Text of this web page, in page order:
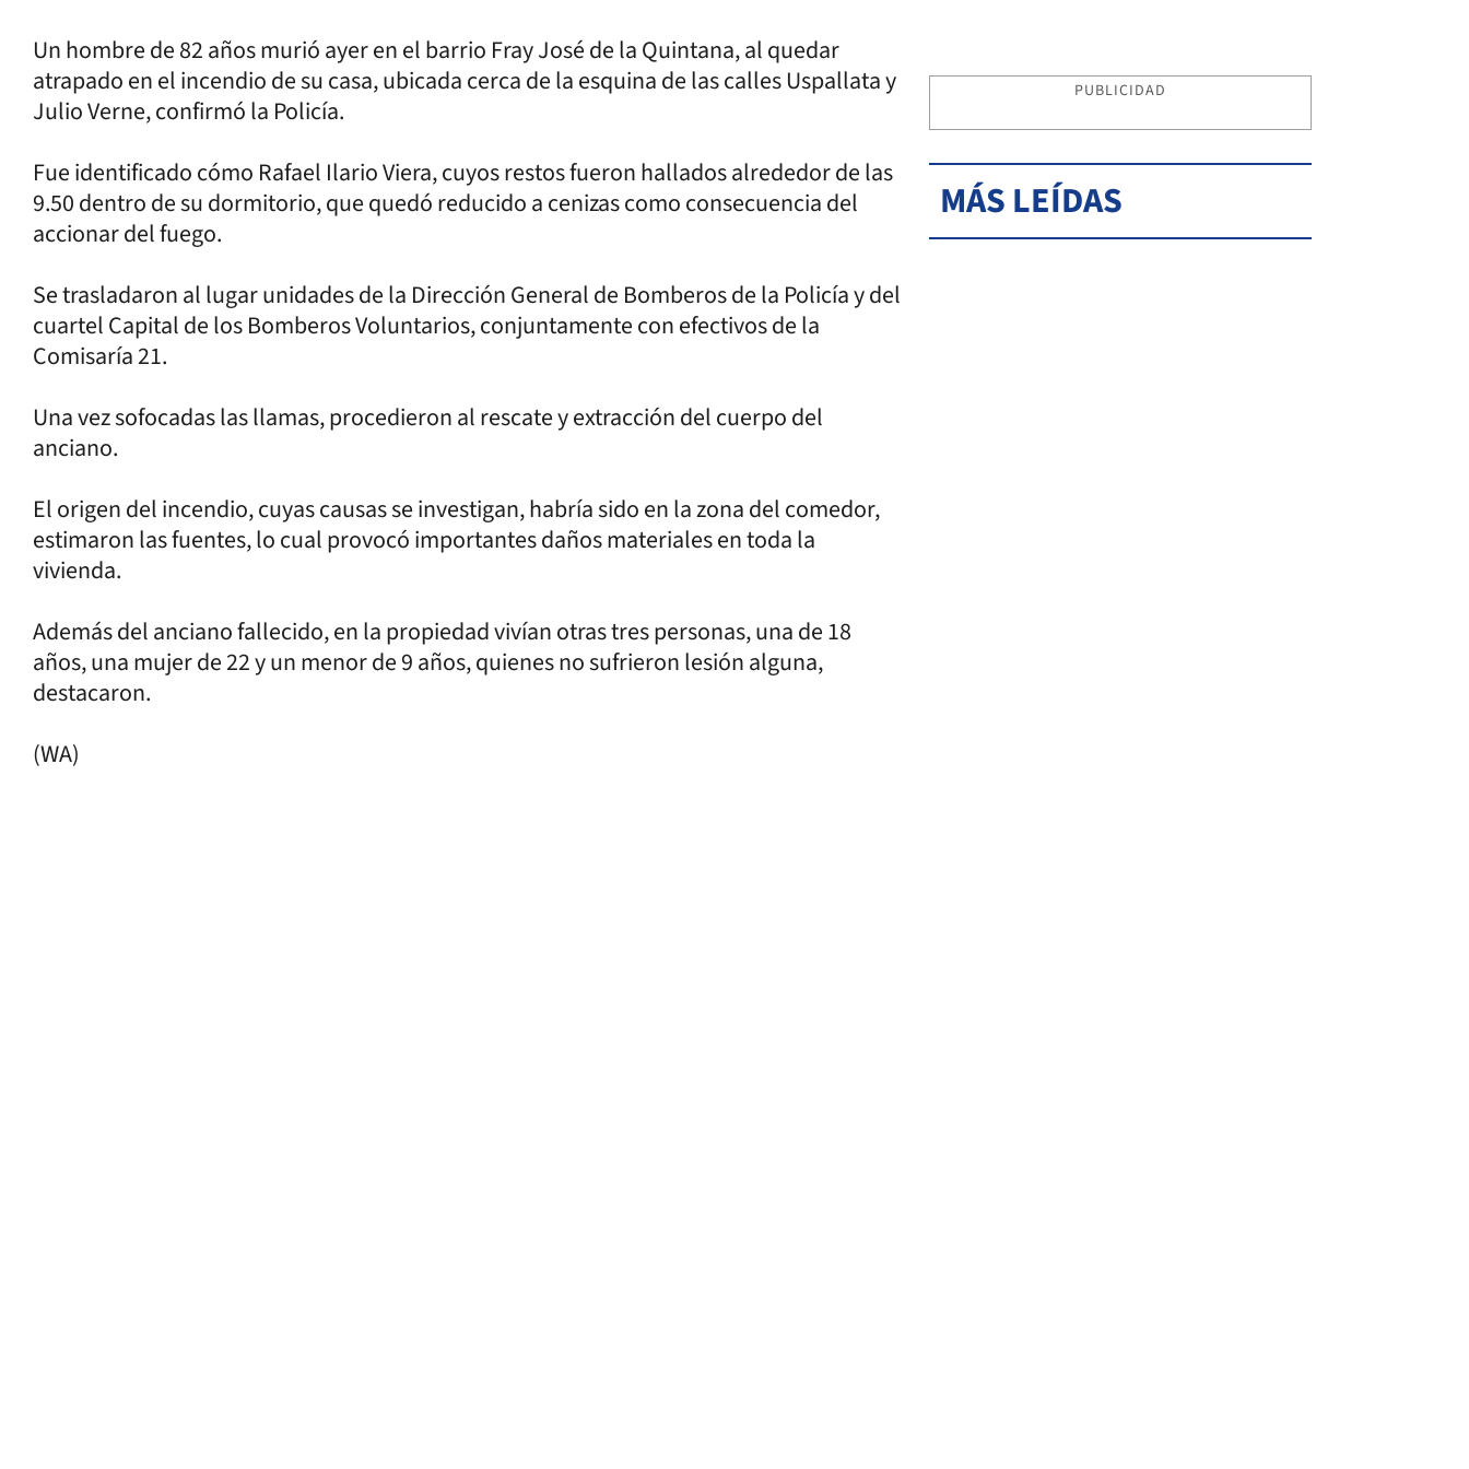
Un hombre de 82 años murió ayer en el barrio Fray José de la Quintana, al quedar
atrapado en el incendio de su casa, ubicada cerca de la esquina de las calles Uspallata y
Julio Verne, confirmó la Policía.
Fue identificado cómo Rafael Ilario Viera, cuyos restos fueron hallados alrededor de las
9.50 dentro de su dormitorio, que quedó reducido a cenizas como consecuencia del
accionar del fuego.
Se trasladaron al lugar unidades de la Dirección General de Bomberos de la Policía y del
cuartel Capital de los Bomberos Voluntarios, conjuntamente con efectivos de la
Comisaría 21.
Una vez sofocadas las llamas, procedieron al rescate y extracción del cuerpo del
anciano.
El origen del incendio, cuyas causas se investigan, habría sido en la zona del comedor,
estimaron las fuentes, lo cual provocó importantes daños materiales en toda la
vivienda.
Además del anciano fallecido, en la propiedad vivían otras tres personas, una de 18
años, una mujer de 22 y un menor de 9 años, quienes no sufrieron lesión alguna,
destacaron.
(WA)
PUBLICIDAD
MÁS LEÍDAS